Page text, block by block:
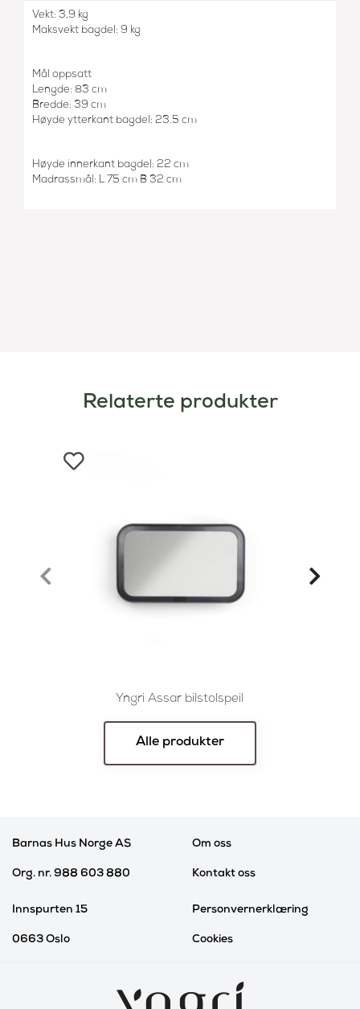
Vekt: 3,9 kg
Maksvekt bagdel: 9 kg
Mål oppsatt
Lengde: 83 cm
Bredde: 39 cm
Høyde ytterkant bagdel: 23.5 cm
Høyde innerkant bagdel: 22 cm
Madrassmål: L 75 cm B 32 cm
Relaterte produkter
Yngri Assar bilstolspeil
Alle produkter
Barnas Hus Norge AS
Org. nr. 988 603 880
Innspurten 15
0663 Oslo
Om oss
Kontakt oss
Personvernerklæring
Cookies